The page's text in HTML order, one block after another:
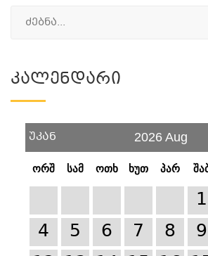
Კალენდარი
უკან 2026 Aug
ორშ სამ ოთხ ხუთ პარ
1
4
5 6 7 8 9